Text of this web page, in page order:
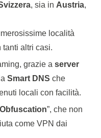
, sia in Austria,
località
altri casi.
grazie a server
Smart DNS che
locali con facilità.
”, che non
come VPN dai